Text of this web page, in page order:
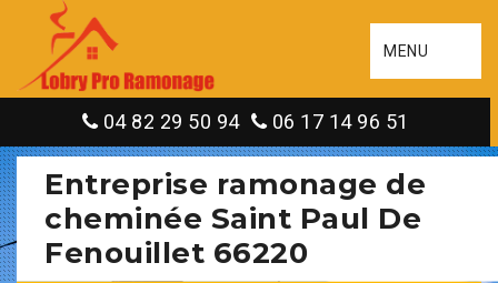
MENU
04 82 29 50 94 06 17 14 96 51
Entreprise ramonage de
cheminée Saint Paul De
Fenouillet 66220